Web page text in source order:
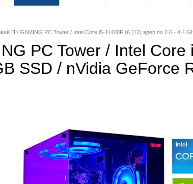
ПК GAMING PC Tower / Intel Core i5-11400F (6 (12) ядер по 2.6 - 4.4
PC Tower / Intel
SSD / nVidia GeForce